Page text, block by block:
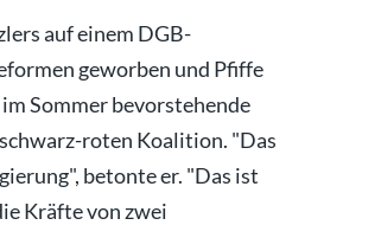
auf einem DGB-
geworben und Pfiffe
Sommer bevorstehende
roten Koalition. "Das
betonte er. "Das ist
Kräfte von zwei